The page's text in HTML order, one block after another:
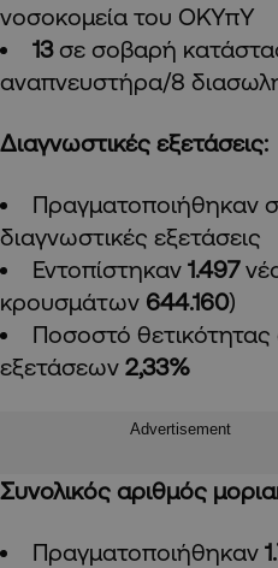
νοσοκομεία του ΟΚΥπΥ
13 σε σοβαρή
αναπνευστήρα/8
Διαγνωστικές εξετάσεις:
Πραγματοποιήθηκαν
διαγνωστικές εξετάσεις
Εντοπίστηκαν 1.497
κρουσμάτων 644.160)
Ποσοστό
εξετάσεων 2,33%
Advertisement
Συνολικός αριθμός
Πραγματοποιήθηκαν